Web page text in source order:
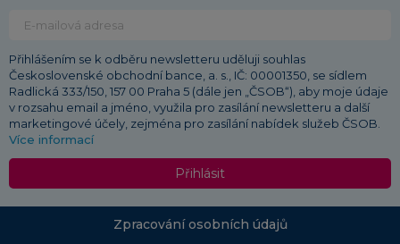
Přihlášením se k odběru newsletteru uděluji souhlas
Československé obchodní bance, a. s., IČ: 00001350, se sídlem
Radlická 333/150, 157 00 Praha 5 (dále jen „ČSOB“), aby moje údaje
v rozsahu email a jméno, využila pro zasílání newsletteru a další
marketingové účely, zejména pro zasílání nabídek služeb ČSOB.
Více informací
Přihlásit
Zpracování osobních údajů